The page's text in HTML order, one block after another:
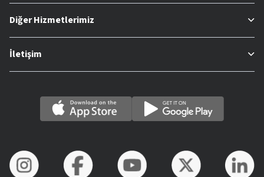
Diğer Hizmetlerimiz
İletişim